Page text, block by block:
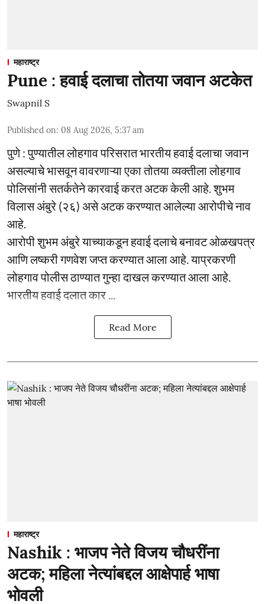
महाराष्ट्र
Pune : हवाई दलाचा तोतया जवान अटकेत
Swapnil S
Published on: 08 Aug 2026, 5:37 am
पुणे : पुण्यातील लोहगाव परिसरात भारतीय हवाई दलाचा जवान
असल्याचे भासवून वावरणाऱ्या एका तोतया व्यक्तीला लोहगाव
पोलिसांनी सतर्कतेने कारवाई करत अटक केली आहे. शुभम
विलास अंबुरे (२६) असे अटक करण्यात आलेल्या आरोपीचे नाव
आहे.
आरोपी शुभम अंबुरे याच्याकडून हवाई दलाचे बनावट ओळखपत्र
आणि लष्करी गणवेश जप्त करण्यात आला आहे. याप्रकरणी
लोहगाव पोलीस ठाण्यात गुन्हा दाखल करण्यात आला आहे.
भारतीय हवाई दलात कार ...
Read More
महाराष्ट्र
Nashik : भाजप नेते विजय चौधरींना
अटक; महिला नेत्यांबद्दल आक्षेपार्ह भाषा
भोवली